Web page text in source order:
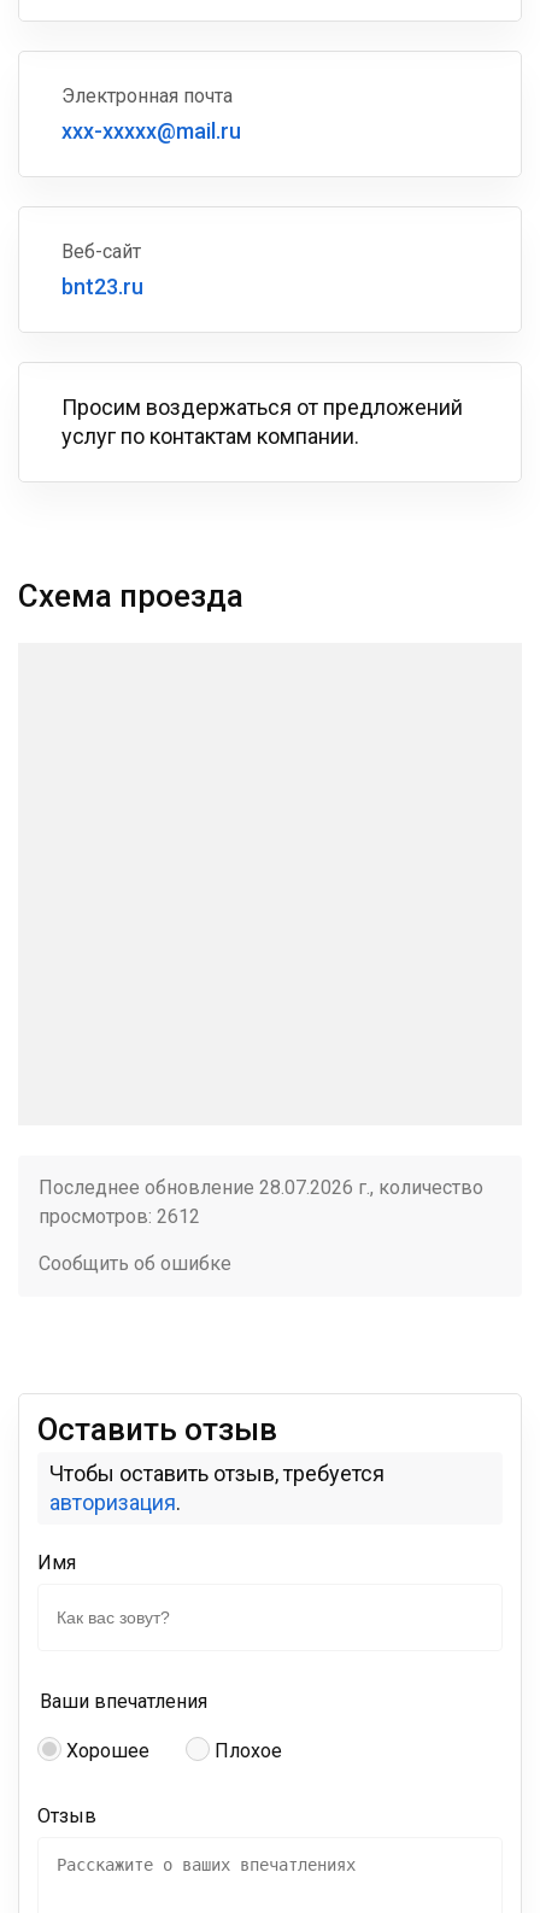
Электронная почта
xxx-xxxxx@mail.ru
Веб-сайт
bnt23.ru
Просим воздержаться от предложений
услуг по контактам компании.
Схема проезда
Последнее обновление 28.07.2026 г., количество
просмотров: 2612
Сообщить об ошибке
Оставить отзыв
Чтобы оставить отзыв, требуется
авторизация.
Имя
Ваши впечатления
Хорошее Плохое
Отзыв